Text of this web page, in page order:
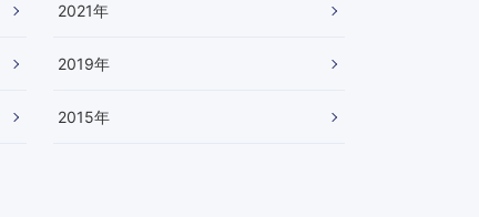
2021年
2019年
2015年